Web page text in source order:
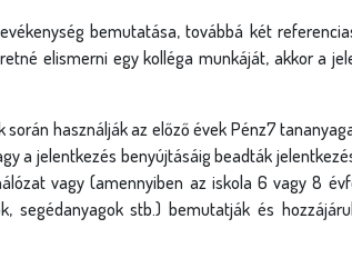
bemutatása, továbbá két
elismerni egy kolléga munkáját, akkor a
használják az előző évek Pénz7
a jelentkezés benyújtásáig beadták
vagy (amennyiben az iskola 6 vagy 8
segédanyagok stb.) bemutatják és